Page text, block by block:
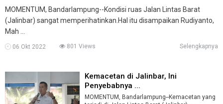
MOMENTUM, Bandarlampung--Kondisi ruas Jalan Lintas Barat
(Jalinbar) sangat memperihatinkan.Hal itu disampaikan Rudiyanto,
Mah ...
06 Okt 2022 801 Views Selengkapnya
Kemacetan di Jalinbar, Ini
Penyebabnya ...
MOMENTUM, Bandarlampung--Kemacetan yang